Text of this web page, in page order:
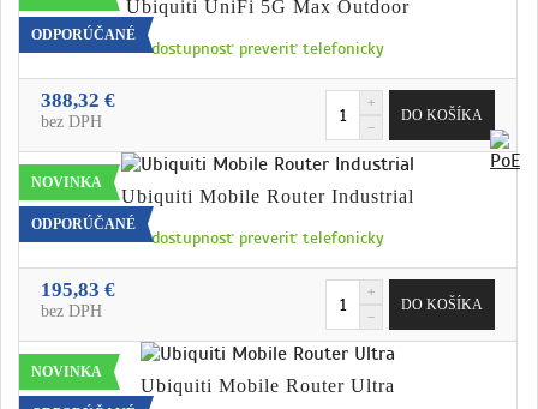
ODPORÚČANÉ
Ubiquiti UniFi 5G Max Outdoor
dostupnosť preveriť telefonicky
388,32 €
bez DPH
NOVINKA
ODPORÚČANÉ
Ubiquiti Mobile Router Industrial
dostupnosť preveriť telefonicky
195,83 €
bez DPH
NOVINKA
Ubiquiti Mobile Router Ultra